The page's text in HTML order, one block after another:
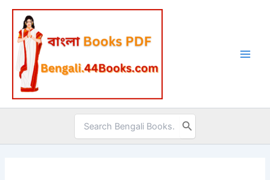
Skip
content
Search
for: